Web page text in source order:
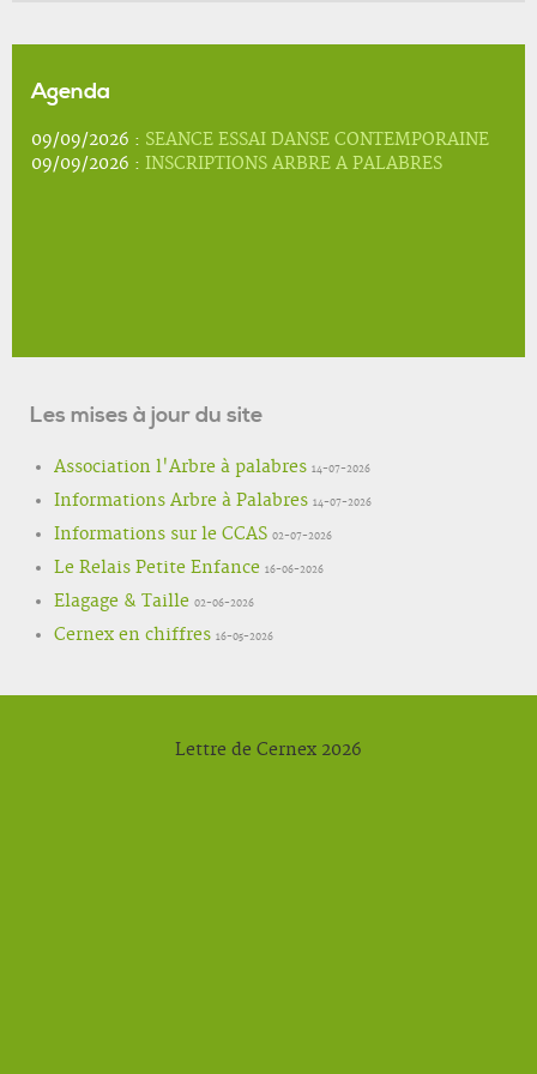
Agenda
09/09/2026 : SEANCE ESSAI DANSE CONTEMPORAINE
09/09/2026 : INSCRIPTIONS ARBRE A PALABRES
Les mises à jour du site
Association l'Arbre à palabres 14-07-2026
Informations Arbre à Palabres 14-07-2026
Informations sur le CCAS 02-07-2026
Le Relais Petite Enfance 16-06-2026
Elagage & Taille 02-06-2026
Cernex en chiffres 16-05-2026
Lettre de Cernex 2026